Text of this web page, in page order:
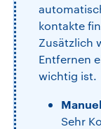
kontakte
Zusätzlich
Entfernen
wichtig ist.
Sehr